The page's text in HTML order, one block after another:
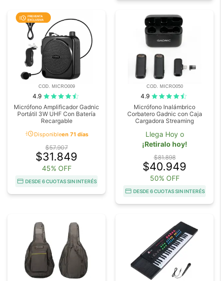
COD. MICRO009
4.9
Micrófono Amplificador Gadnic
Portátil 3W UHF Con Batería
Recargable
acuteDisponibleen 71 días
$57.907
$31.849
45% OFF
DESDE 6 CUOTAS SIN INTERÉS
COD. MICRO050
4.9
Micrófono Inalámbrico
Corbatero Gadnic con Caja
Cargadora Streaming
Llega Hoy o
¡Retiralo hoy!
$81.898
$40.949
50% OFF
DESDE 6 CUOTAS SIN INTERÉS